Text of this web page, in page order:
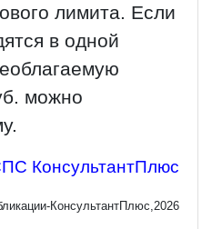
лимита. Если
в одной
можно
КонсультантПлюс
КонсультантПлюс,2026